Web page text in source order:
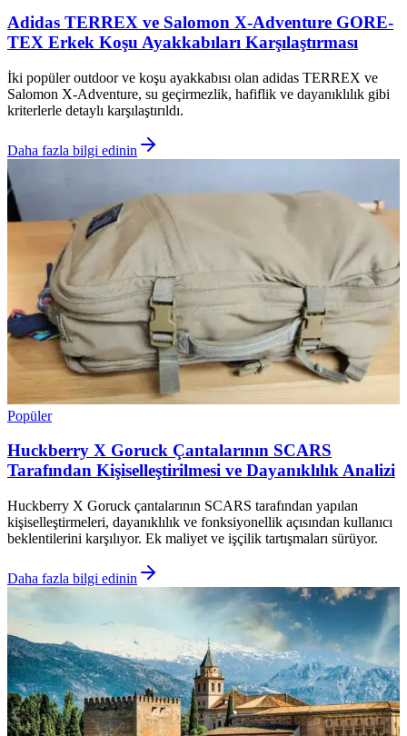
Adidas TERREX ve Salomon X-Adventure GORE-
TEX Erkek Koşu Ayakkabıları Karşılaştırması
İki popüler outdoor ve koşu ayakkabısı olan adidas TERREX ve
Salomon X-Adventure, su geçirmezlik, hafiflik ve dayanıklılık gibi
kriterlerle detaylı karşılaştırıldı.
Daha fazla bilgi edinin
Popüler
Huckberry X Goruck Çantalarının SCARS
Tarafından Kişiselleştirilmesi ve Dayanıklılık Analizi
Huckberry X Goruck çantalarının SCARS tarafından yapılan
kişiselleştirmeleri, dayanıklılık ve fonksiyonellik açısından kullanıcı
beklentilerini karşılıyor. Ek maliyet ve işçilik tartışmaları sürüyor.
Daha fazla bilgi edinin